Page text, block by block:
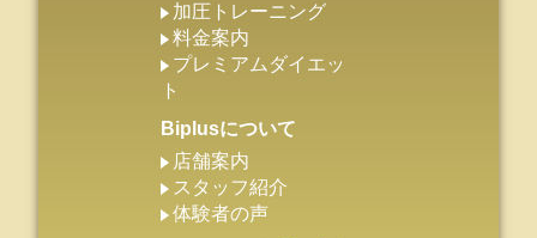
加圧トレーニング
料金案内
プレミアムダイエッ
ト
Biplusについて
店舗案内
スタッフ紹介
体験者の声